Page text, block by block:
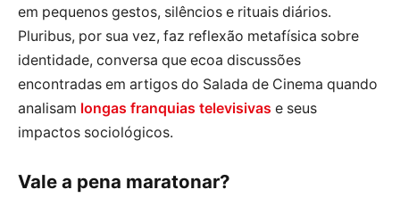
em pequenos gestos, silêncios e rituais diários.
Pluribus, por sua vez, faz reflexão metafísica sobre
identidade, conversa que ecoa discussões
encontradas em artigos do Salada de Cinema quando
analisam longas franquias televisivas e seus
impactos sociológicos.
Vale a pena maratonar?